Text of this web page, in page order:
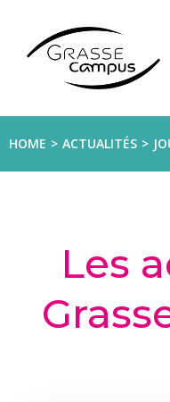
HOME ACTUALITÉS
Les